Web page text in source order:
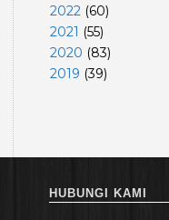
2022 (60)
2021 (55)
2020 (83)
2019 (39)
HUBUNGI KAMI